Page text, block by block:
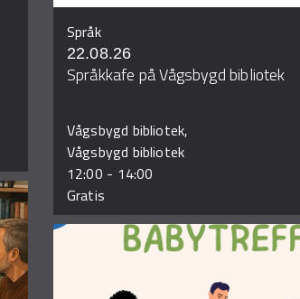
Språk
22.08.26
Språkkafe på Vågsbygd bibliotek
Vågsbygd bibliotek,
Vågsbygd bibliotek
12:00 - 14:00
Gratis